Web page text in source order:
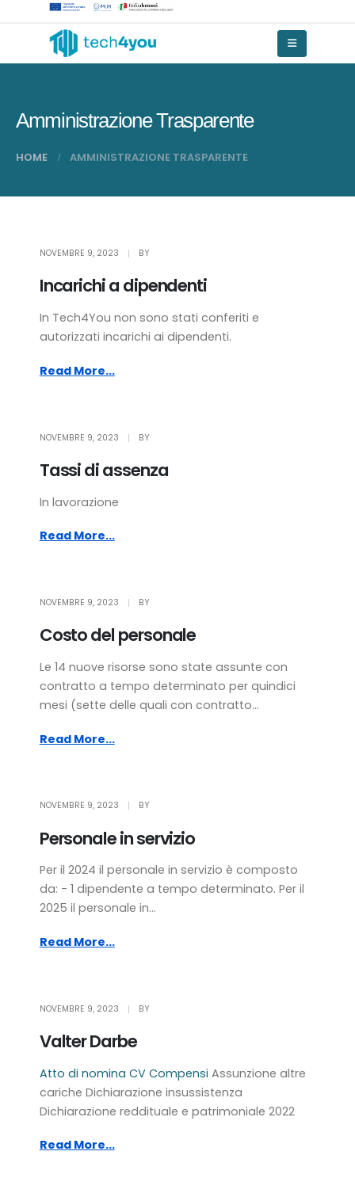
Amministrazione Trasparente
HOME AMMINISTRAZIONE TRASPARENTE
NOVEMBRE 9, 2023 BY
Incarichi a dipendenti
In Tech4You non sono stati conferiti e
autorizzati incarichi ai dipendenti.
Read More...
NOVEMBRE 9, 2023 BY
Tassi di assenza
In lavorazione
Read More...
NOVEMBRE 9, 2023 BY
Costo del personale
Le 14 nuove risorse sono state assunte con
contratto a tempo determinato per quindici
mesi (sette delle quali con contratto...
Read More...
NOVEMBRE 9, 2023 BY
Personale in servizio
Per il 2024 il personale in servizio è composto
da: - 1 dipendente a tempo determinato. Per il
2025 il personale in...
Read More...
NOVEMBRE 9, 2023 BY
Valter Darbe
Atto di nomina CV Compensi Assunzione altre
cariche Dichiarazione insussistenza
Dichiarazione reddituale e patrimoniale 2022
Read More...